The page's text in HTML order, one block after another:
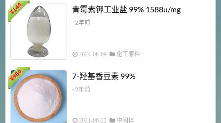
¥
144 青霉素钾工业盐 99% 1588u/mg
- 2年前
2024-08-09 化工原料
¥
960 7-羟基香豆素 99%
- 2年前
2021-06-22 中间体